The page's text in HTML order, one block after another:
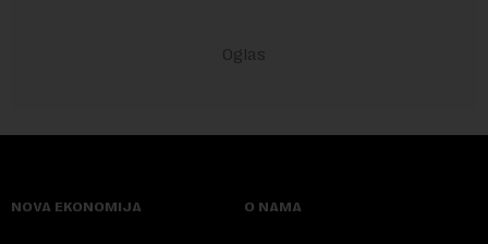
NOVA EKONOMIJA O NAMA